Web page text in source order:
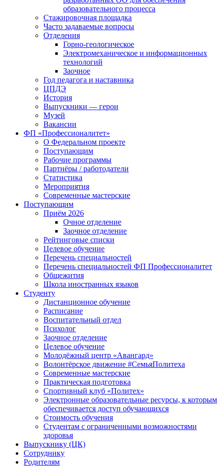
образовательного процесса
Стажировочная площадка
Часто задаваемые вопросы
Отделения
Горно-геологическое
Электромеханическое и информационных
технологий
Заочное
Год педагога и наставника
ЦПДЭ
История
Выпускники — герои
Музей
Вакансии
ФП «Профессионалитет»
О Федеральном проекте
Поступающим
Рабочие программы
Партнёры / работодатели
Статистика
Мероприятия
Современные мастерские
Поступающим
Приём 2026
Очное отделение
Заочное отделение
Рейтинговые списки
Целевое обучение
Перечень специальностей
Перечень специальностей ФП Профессионалитет
Общежития
Школа иностранных языков
Студенту
Дистанционное обучение
Расписание
Воспитательный отдел
Психолог
Заочное отделение
Целевое обучение
Молодёжный центр «Авангард»
Волонтёрское движение #СемьяПолитеха
Современные мастерские
Практическая подготовка
Спортивный клуб «Политех»
Электронные образовательные ресурсы, к которым
обеспечивается доступ обучающихся
Стоимость обучения
Студентам с ограниченными возможностями
здоровья
Выпускнику (ЦК)
Сотруднику
Родителям